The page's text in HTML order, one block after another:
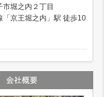
市堀之内２丁目
「京王堀之内」駅 徒歩10